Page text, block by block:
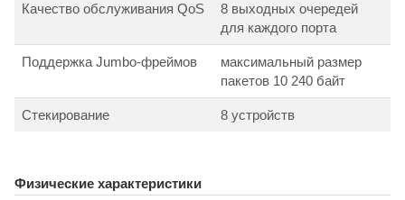
Качество обслуживания QoS
8 выходных очередей
для каждого порта
Поддержка Jumbo-фреймов
максимальный размер
пакетов 10 240 байт
Стекирование 8 устройств
Физические характеристики